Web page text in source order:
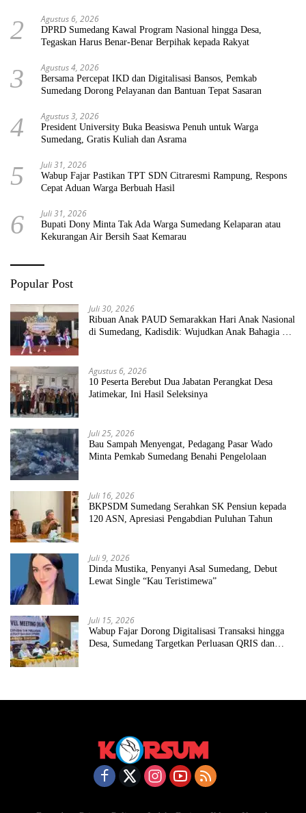
2 Agustus 6, 2026
DPRD Sumedang Kawal Program Nasional hingga Desa,
Tegaskan Harus Benar-Benar Berpihak kepada Rakyat
3 Agustus 4, 2026
Bersama Percepat IKD dan Digitalisasi Bansos, Pemkab
Sumedang Dorong Pelayanan dan Bantuan Tepat Sasaran
4 Agustus 3, 2026
President University Buka Beasiswa Penuh untuk Warga
Sumedang, Gratis Kuliah dan Asrama
5 Juli 31, 2026
Wabup Fajar Pastikan TPT SDN Citraresmi Rampung, Respons
Cepat Aduan Warga Berbuah Hasil
6 Juli 31, 2026
Bupati Dony Minta Tak Ada Warga Sumedang Kelaparan atau
Kekurangan Air Bersih Saat Kemarau
Popular Post
Juli 30, 2026
Ribuan Anak PAUD Semarakkan Hari Anak Nasional
di Sumedang, Kadisdik: Wujudkan Anak Bahagia dan
Agustus 6, 2026
10 Peserta Berebut Dua Jabatan Perangkat Desa
Jatimekar, Ini Hasil Seleksinya
Juli 25, 2026
Bau Sampah Menyengat, Pedagang Pasar Wado
Minta Pemkab Sumedang Benahi Pengelolaan
Juli 16, 2026
BKPSDM Sumedang Serahkan SK Pensiun kepada
120 ASN, Apresiasi Pengabdian Puluhan Tahun
Juli 9, 2026
Dinda Mustika, Penyanyi Asal Sumedang, Debut
Lewat Single “Kau Teristimewa”
Juli 15, 2026
Wabup Fajar Dorong Digitalisasi Transaksi hingga
Desa, Sumedang Targetkan Perluasan QRIS dan